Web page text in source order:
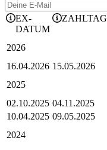
EX-
DATUM
ZAHLTAG
2026
16.04.2026 15.05.2026
2025
02.10.2025 04.11.2025
10.04.2025 09.05.2025
2024